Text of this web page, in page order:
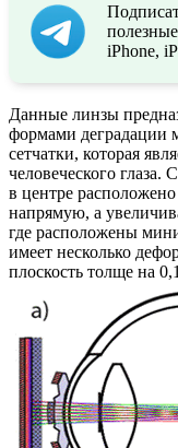
iPhone,
Данные линзы
формами деградации
сетчатки, которая
человеческого
в центре расположено
напрямую, а
где расположены
имеет несколько
плоскость толще на